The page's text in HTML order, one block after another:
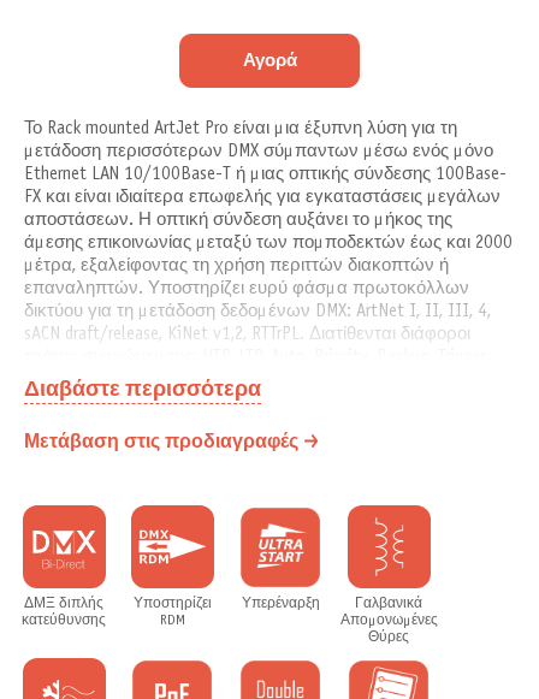
Αγορά
Το Rack mounted ArtJet Pro είναι μια έξυπνη λύση για τη
μετάδοση περισσότερων DMX σύμπαντων μέσω ενός μόνο
Ethernet LAN 10/100Base-T ή μιας οπτικής σύνδεσης 100Base-
FX και είναι ιδιαίτερα επωφελής για εγκαταστάσεις μεγάλων
αποστάσεων. Η οπτική σύνδεση αυξάνει το μήκος της
άμεσης επικοινωνίας μεταξύ των πομποδεκτών έως και 2000
μέτρα, εξαλείφοντας τη χρήση περιττών διακοπτών ή
επαναληπτών. Υποστηρίζει ευρύ φάσμα πρωτοκόλλων
δικτύου για τη μετάδοση δεδομένων DMX: ArtNet I, II, III, 4,
sACN draft/release, KiNet v1,2, RTTrPL. Διατίθενται διάφοροι
XFade. Μπορεί να συγχωνεύσει έως και 4 εισερχόμενα
ρεύματα ArtNet/sACN/KiNet/RTTrPL σε οποιονδήποτε
Όλες οι θύρες DMX μπορούν να χρησιμοποιηθούν ως εισόδοι
λογισμικού που υποστηρίζει το ArtNet. Διατίθεται ως κλασικό
Ethernet-DMX ArtGate Pro με έως και 16 εξόδους DMX
Διαβάστε περισσότερα
Μετάβαση στις προδιαγραφές
ΔΜΞ διπλής
κατεύθυνσης
Υποστηρίζει
RDM
Υπερέναρξη
Γαλβανικά
Απομονωμένες
Θύρες